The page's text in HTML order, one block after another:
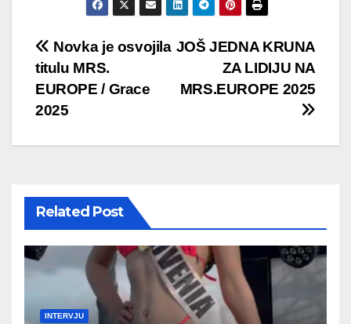
Post
navigation
JOŠ JEDNA KRUNA
ZA LIDIJU NA
MRS.EUROPE 2025
Novka je osvojila
titulu MRS.
EUROPE / Grace
2025
Related Post
INTERVJU